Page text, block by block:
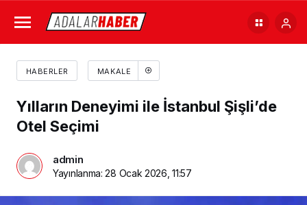
HABERLER MAKALE
Yılların Deneyimi ile İstanbul Şişli’de
Otel Seçimi
admin
Yayınlanma:28 Ocak 2026, 11:57